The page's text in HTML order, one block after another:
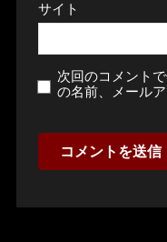
サイト
次回のコメント
の名前、メール